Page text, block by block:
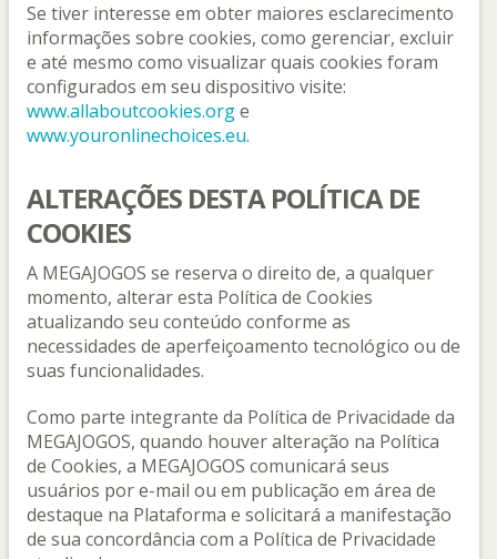
Se tiver interesse em obter maiores esclarecimento
informações sobre cookies, como gerenciar, excluir
e até mesmo como visualizar quais cookies foram
configurados em seu dispositivo visite:
www.allaboutcookies.orge
www.youronlinechoices.eu.
ALTERAÇÕES DESTA POLÍTICA DE
COOKIES
A MEGAJOGOS se reserva o direito de, a qualquer
momento, alterar esta Política de Cookies
atualizando seu conteúdo conforme as
necessidades de aperfeiçoamento tecnológico ou de
suas funcionalidades.
Como parte integrante da Política de Privacidade da
MEGAJOGOS, quando houver alteração na Política
de Cookies, a MEGAJOGOS comunicará seus
usuários por e-mail ou em publicação em área de
destaque na Plataforma e solicitará a manifestação
de sua concordância com a Política de Privacidade